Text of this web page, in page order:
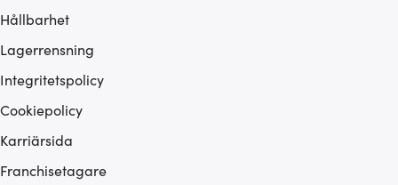
Hållbarhet
Lagerrensning
Integritetspolicy
Cookiepolicy
Karriärsida
Franchisetagare